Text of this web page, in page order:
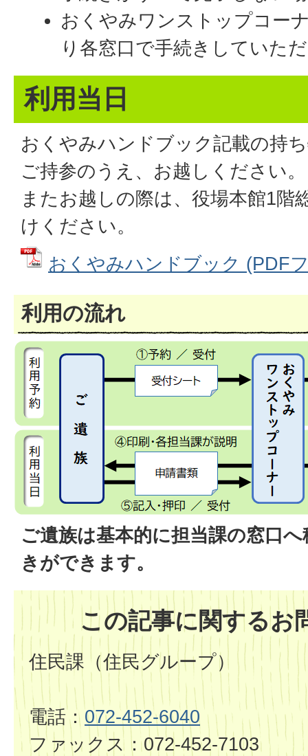
おくやみワンストップコー
り各窓口で手続きしていた
利用当日
おくやみハンドブック記載の持
ご持参のうえ、お越しください。
またお越しの際は、役場本館1階
けください。
おくやみハンドブック (PDF
利用の流れ
ご遺族は基本的に担当課の窓口
きができます。
この記事に関するお
住民課（住民グループ）
電話： 072-452-6040
ファックス：072-452-7103